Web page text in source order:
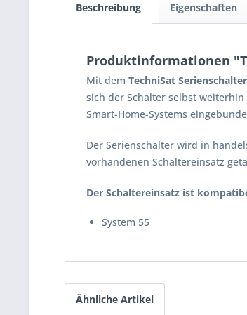
Beschreibung Eigenschaften
Produktinformationen
Mit dem TechniSat Serienschalter
sich der Schalter selbst
Smart-Home-Systems
Der Serienschalter wird in
vorhandenen Schaltereinsatz
Der Schaltereinsatz ist
System 55
Ähnliche Artikel